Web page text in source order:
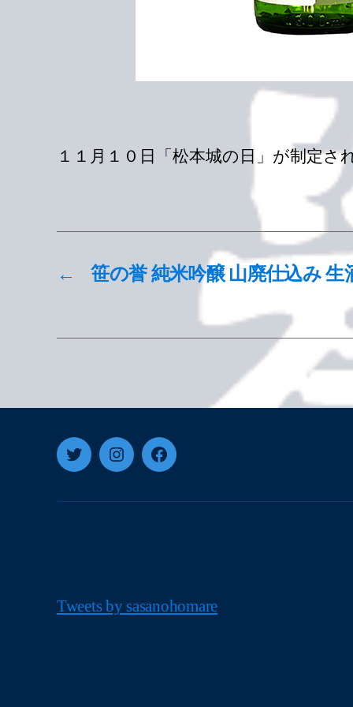
１１月１０日「松本城の日」が制定
← 笹の誉 純米吟醸 山廃仕込み 生
TwitterInstagramFacebook
Tweets by sasanohomare